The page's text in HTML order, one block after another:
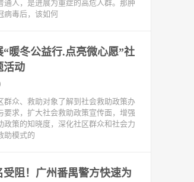
通人，是进展为重症的高危人群。那肿
病毒后，该如何
“暖冬公益行.点亮微心愿”社
活动
群众、救助对象了解到社会救助政策办
要求，扩大社会救助政策宣传面，增强
政策的知晓度，深化社区群众和社会力
助模式的
受阻！广州番禺警方快速为